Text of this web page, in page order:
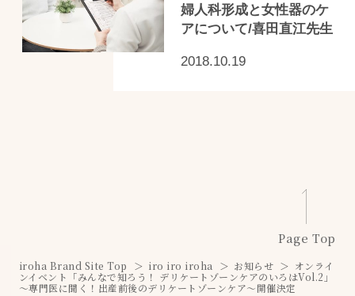
婦人科形成と女性器のケ
アについて/喜田直江先生
2018.10.19
Page Top
iroha Brand Site Top iro iro iroha お知らせ
オンライ
ンイベント「みんなで知ろう！ デリケートゾーンケアのいろはVol.2」
～専門医に聞く！出産前後のデリケートゾーンケア～開催決定